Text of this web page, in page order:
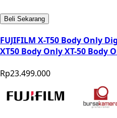
Beli Sekarang
FUJIFILM X-T50 Body Only
XT50 Body Only XT-50 Body
Rp23.499.000